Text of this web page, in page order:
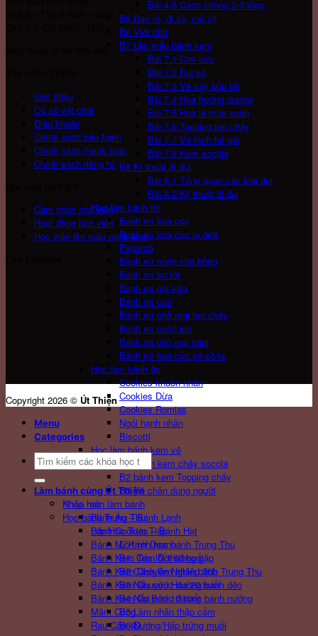
Bài 4.5 Cách chồng 2-3 tầng
B5 Đan rổ, đi sò, mỏ vịt
B6 Viết chữ
B7 Lên mẫu bánh kem
Bài 7.1 Con cừu
Bài 7.2 Đui sò
Bài 7.3 Vẽ váy búp bê
Bài 7.4 Hoa hướng dương
Bài 7.5 Hoa lá mùa xuân
Bài 7.6 Topping tan chảy
Bài 7.7 Vẽ hình bé gái
Bài 7.8 Kem socola
B8 Kĩ thuật đi đui
Bài 8.1 Tổng quan các loai đui
Bài 8.2 Kỹ thuật đi đui
Học làm bánh mì
Bánh mì hoa cúc
Bánh mì hoa cúc lá dứa
Paparoti
Bành mì cuộn chà bông
Bánh mì bơ tỏi
Bánh mì gối sữa
Bánh mì cua
Bánh mì phô mai tan chảy
Bánh mì cuộn lên
Bánh mi phô mai mini
Bánh mì hoa cúc sô-cô-la
Học làm bánh âu
Cookies khuôn nhấn
Cookies Dừa
Cookies Romias
Ngói hạnh nhân
Biscotti
Học làm bánh kem vẽ
B1 Bánh kem chảy socola
B2 bánh kem Topping chảy
B3 Vẽ chân dung người
Khóa học
Bánh Âu – Bánh Lạnh
Bánh Cookies – Bánh Hạt
Bánh Mì Kinh Doanh
Bánh Kem Trọn Đời 60 buổi
Bánh Kem Chuyên Nghiệp 30b
Bánh Kem Chuyên Hoa 20 buổi
Bánh Kem Cơ Bản 10 buổi
Mâm Cúng
Rau Câu 4D
Giới thiệu
Cơ sở vật chất
Điều khoản
Chính sách bảo hành
Chính sách thanh toán
Chính sách riêng tư
Cảm nhận học viên
Hoạt động học viên
Học viên lên mẫu bánh kem
Copyright 2026 © Út Thiện
Menu
Categories
Search
for:
Làm bánh cùng Út Thiện
Nhập môn làm bánh
Học bánh Trung Thu
Lớp Học Trực Tiếp
Lộ trình học bánh Trung Thu
B1: Các lỗi thường gặp
B2 Cách làm nhân bánh Trung Thu
B3 Nấu nước đường bánh dẻo
B4 Nấu nước đường bánh nướng
B5 Làm nhân thập cẩm
B6 Nướng/Hấp trứng muối